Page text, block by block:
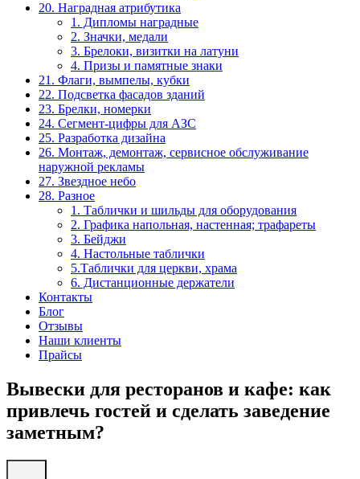
20. Наградная атрибутика
1. Дипломы наградные
2. Значки, медали
3. Брелоки, визитки на латуни
4. Призы и памятные знаки
21. Флаги, вымпелы, кубки
22. Подсветка фасадов зданий
23. Брелки, номерки
24. Сегмент-цифры для АЗС
25. Разработка дизайна
26. Монтаж, демонтаж, сервисное обслуживание
наружной рекламы
27. Звездное небо
28. Разное
1. Таблички и шильды для оборудования
2. Графика напольная, настенная; трафареты
3. Бейджи
4. Настольные таблички
5.Таблички для церкви, храма
6. Дистанционные держатели
Контакты
Блог
Отзывы
Наши клиенты
Прайсы
Вывески для ресторанов и кафе: как
привлечь гостей и сделать заведение
заметным?